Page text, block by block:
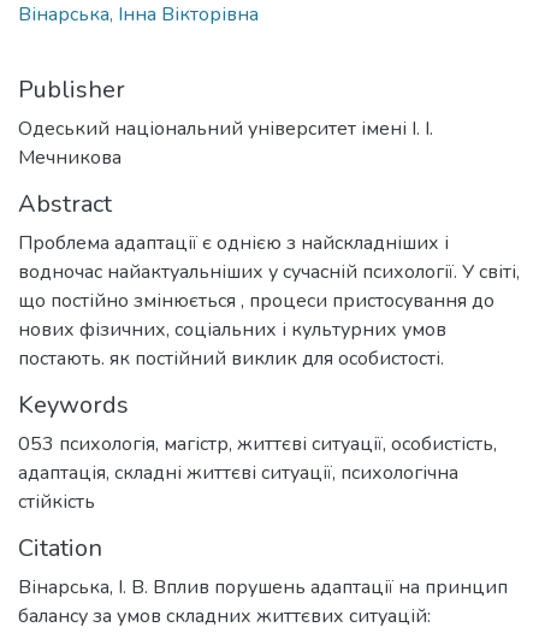
Вінарська, Інна Вікторівна
Publisher
Одеський національний університет імені І. І.
Мечникова
Abstract
Проблема адаптації є однією з найскладніших і
водночас найактуальніших у сучасній психології. У світі,
що постійно змінюється , процеси пристосування до
нових фізичних, соціальних і культурних умов
постають. як постійний виклик для особистості.
Keywords
053 психологія, магістр, життєві ситуації, особистість,
адаптація, складні життєві ситуації, психологічна
стійкість
Citation
Вінарська, І. В. Вплив порушень адаптації на принцип
балансу за умов складних життєвих ситуацій: